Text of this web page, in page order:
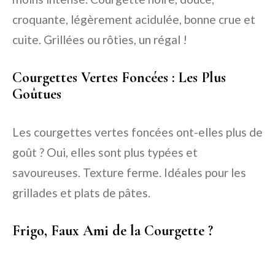
croquante, légèrement acidulée, bonne crue et
cuite. Grillées ou rôties, un régal !
Courgettes Vertes Foncées : Les Plus
Goûtues
Les courgettes vertes foncées ont-elles plus de
goût ? Oui, elles sont plus typées et
savoureuses. Texture ferme. Idéales pour les
grillades et plats de pâtes.
Frigo, Faux Ami de la Courgette ?